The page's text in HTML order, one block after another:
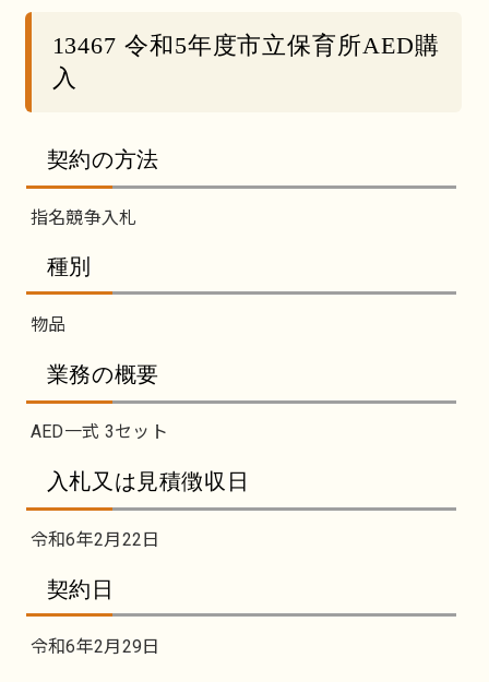
13467 令和5年度市立保育所AED購
入
契約の方法
指名競争入札
種別
物品
業務の概要
AED一式 3セット
入札又は見積徴収日
令和6年2月22日
契約日
令和6年2月29日